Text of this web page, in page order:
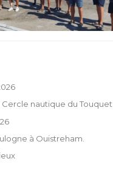
nautique du Touquet
à Ouistreham.